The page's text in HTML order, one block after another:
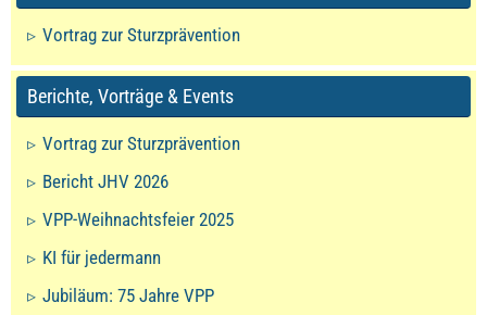
Vortrag zur Sturzprävention
Berichte, Vorträge & Events
Vortrag zur Sturzprävention
Bericht JHV 2026
VPP-Weihnachtsfeier 2025
KI für jedermann
Jubiläum: 75 Jahre VPP